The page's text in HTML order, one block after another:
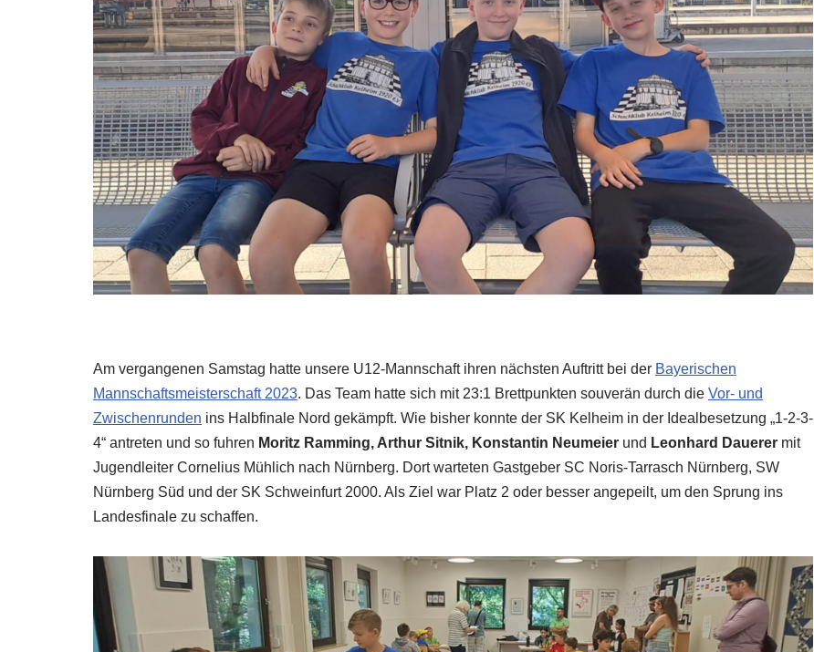
Am vergangenen Samstag hatte unsere U12-Mannschaft ihren nächsten Auftritt bei der Bayerischen
Mannschaftsmeisterschaft 2023. Das Team hatte sich mit 23:1 Brettpunkten souverän durch die Vor- und
Zwischenrunden ins Halbfinale Nord gekämpft. Wie bisher konnte der SK Kelheim in der Idealbesetzung „1-2-3-
4“ antreten und so fuhren Moritz Ramming, Arthur Sitnik, Konstantin Neumeier und Leonhard Dauerer mit
Jugendleiter Cornelius Mühlich nach Nürnberg. Dort warteten Gastgeber SC Noris-Tarrasch Nürnberg, SW
Nürnberg Süd und der SK Schweinfurt 2000. Als Ziel war Platz 2 oder besser angepeilt, um den Sprung ins
Landesfinale zu schaffen.